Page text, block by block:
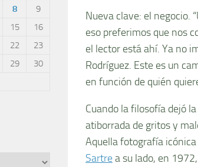
Nueva clave: el negocio.
eso preferimos que nos
el lector está ahí. Ya no
Rodríguez. Este es un
en función de quién
Cuando la filosofía dejó
atiborrada de gritos y
Aquella fotografía icónica
Sartrea su lado, en
8
9
15
16
22
23
29
30